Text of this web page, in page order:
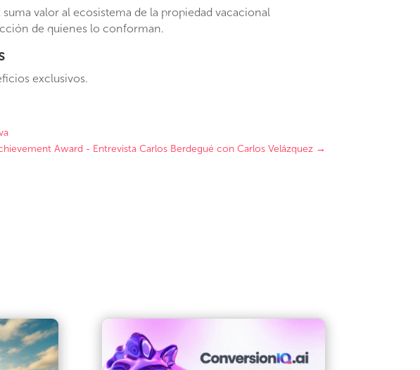
valor al ecosistema de la propiedad vacacional
de quienes lo conforman.
exclusivos.
Award - Entrevista Carlos Berdegué con Carlos Velázquez→